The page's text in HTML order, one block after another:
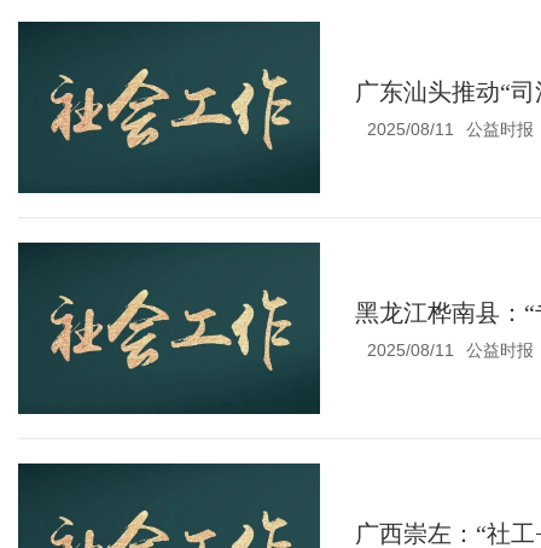
广东汕头推动“
2025/08/11 公益时报
黑龙江桦南县：
2025/08/11 公益时报
广西崇左：“社